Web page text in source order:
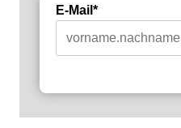
E-Mail*